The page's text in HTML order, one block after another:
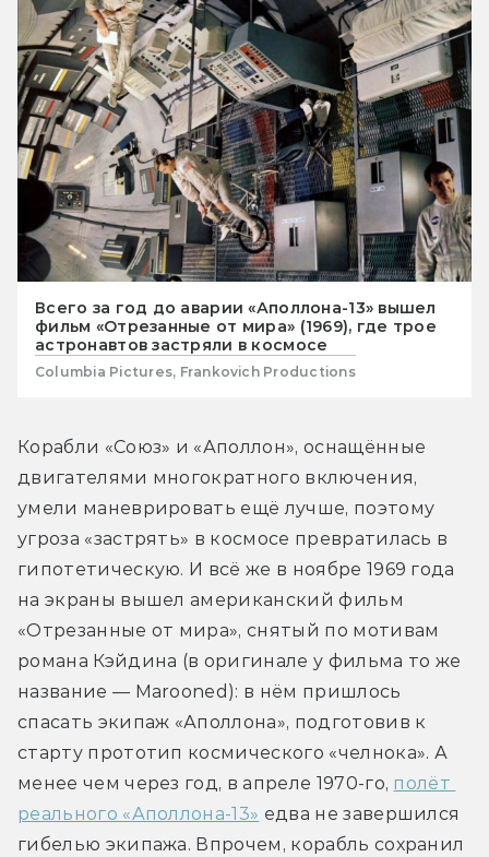
Всего за год до аварии «Аполлона-13» вышел
фильм «Отрезанные от мира» (1969), где трое
астронавтов застряли в космосе
Columbia Pictures, Frankovich Productions
Корабли «Союз» и «Аполлон», оснащённые
двигателями многократного включения,
умели маневрировать ещё лучше, поэтому
угроза «застрять» в космосе превратилась в
гипотетическую. И всё же в ноябре 1969 года
на экраны вышел американский фильм
«Отрезанные от мира», снятый по мотивам
романа Кэйдина (в оригинале у фильма то же
название — Marooned): в нём пришлось
спасать экипаж «Аполлона», подготовив к
старту прототип космического «челнока». А
менее чем через год, в апреле 1970-го, полёт
реального «Аполлона-13» едва не завершился
гибелью экипажа. Впрочем, корабль сохранил